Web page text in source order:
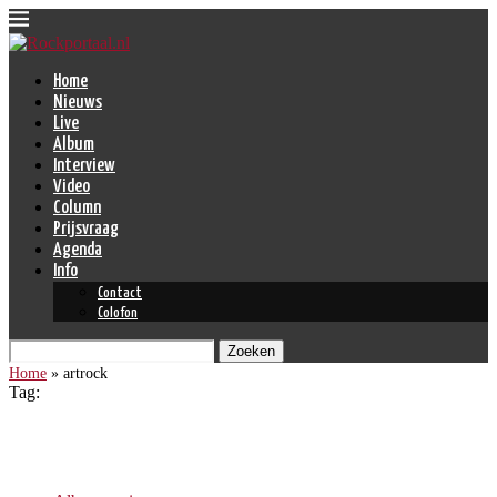
Home
Nieuws
Live
Album
Interview
Video
Column
Prijsvraag
Agenda
Info
Contact
Colofon
Zoeken
Home » artrock
Tag: